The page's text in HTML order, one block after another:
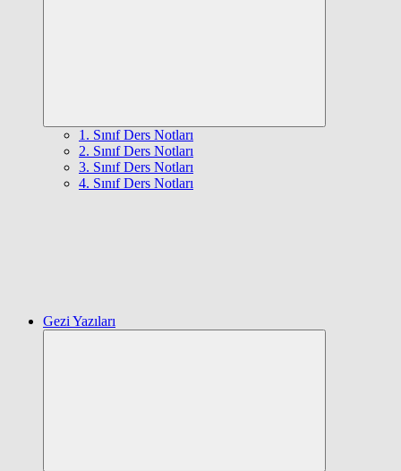
1. Sınıf Ders Notları
2. Sınıf Ders Notları
3. Sınıf Ders Notları
4. Sınıf Ders Notları
Gezi Yazıları